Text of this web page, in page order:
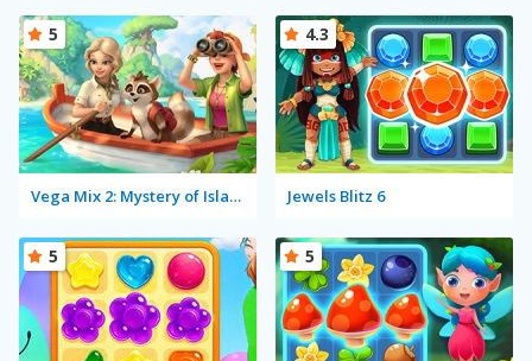
Vega Mix 2: Mystery of Island
5
Jewels Blitz 6
4.3
5 5